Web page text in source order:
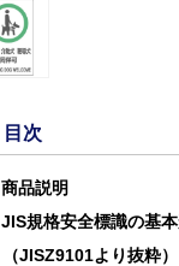
目次
商品説明
JIS規格安全標識の基
（JISZ9101より抜粋）